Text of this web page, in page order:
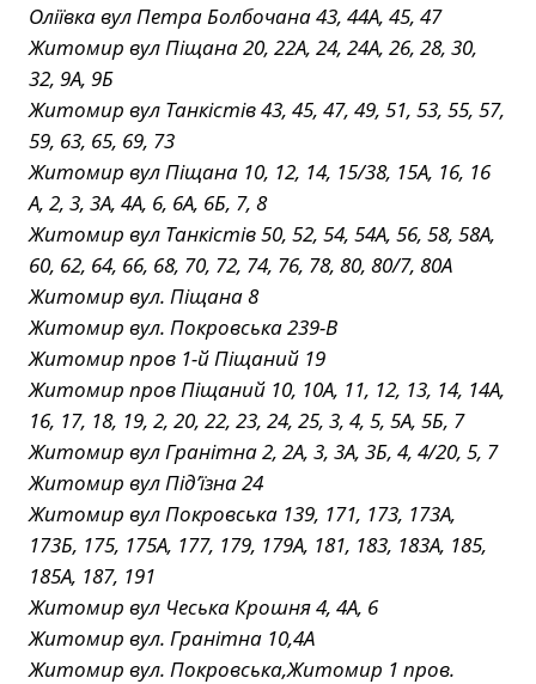
Оліївка вул Петра Болбочана 43, 44А, 45, 47
Житомир вул Піщана 20, 22А, 24, 24А, 26, 28, 30,
32, 9А, 9Б
Житомир вул Танкістів 43, 45, 47, 49, 51, 53, 55, 57,
59, 63, 65, 69, 73
Житомир вул Піщана 10, 12, 14, 15/38, 15А, 16, 16
А, 2, 3, 3А, 4А, 6, 6А, 6Б, 7, 8
Житомир вул Танкістів 50, 52, 54, 54А, 56, 58, 58А,
60, 62, 64, 66, 68, 70, 72, 74, 76, 78, 80, 80/7, 80А
Житомир вул. Піщана 8
Житомир вул. Покровська 239-В
Житомир пров 1-й Піщаний 19
Житомир пров Піщаний 10, 10А, 11, 12, 13, 14, 14А,
16, 17, 18, 19, 2, 20, 22, 23, 24, 25, 3, 4, 5, 5А, 5Б, 7
Житомир вул Гранітна 2, 2А, 3, 3А, 3Б, 4, 4/20, 5, 7
Житомир вул Під’їзна 24
Житомир вул Покровська 139, 171, 173, 173А,
173Б, 175, 175А, 177, 179, 179А, 181, 183, 183А, 185,
185А, 187, 191
Житомир вул Чеська Крошня 4, 4А, 6
Житомир вул. Гранітна 10,4А
Житомир вул. Покровська,Житомир 1 пров.